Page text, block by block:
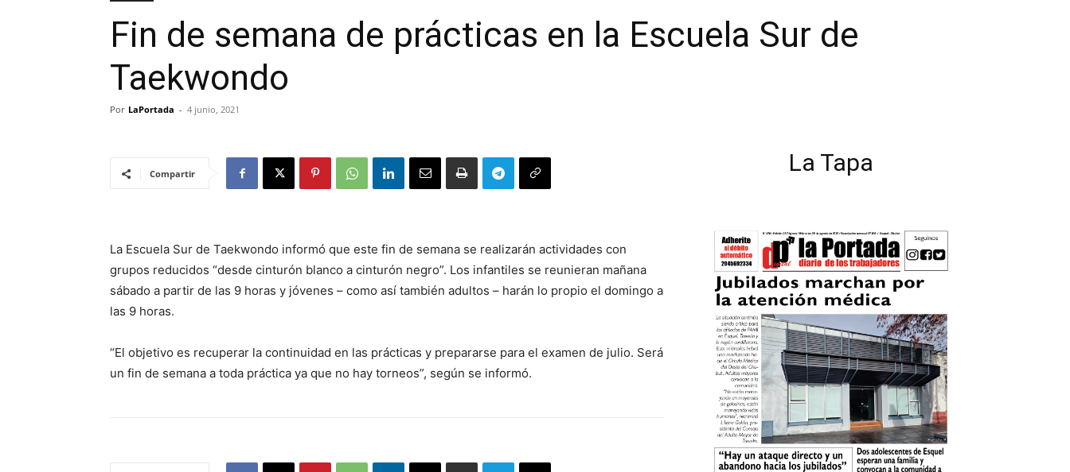
Fin de semana de prácticas en la Escuela Sur de
Taekwondo
Por LaPortada - 4 junio, 2021
Compartir
La Escuela Sur de Taekwondo informó que este fin de semana se realizarán actividades con
grupos reducidos “desde cinturón blanco a cinturón negro”. Los infantiles se reunieran mañana
sábado a partir de las 9 horas y jóvenes – como así también adultos – harán lo propio el domingo a
las 9 horas.
“El objetivo es recuperar la continuidad en las prácticas y prepararse para el examen de julio. Será
un fin de semana a toda práctica ya que no hay torneos”, según se informó.
La Tapa